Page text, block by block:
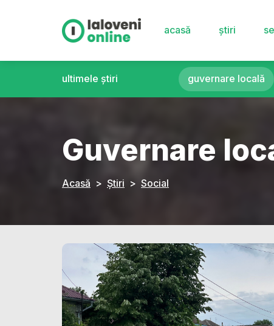
acasă știri
ultimele știri guvernare locală
Guvernare
Acasă Știri Social